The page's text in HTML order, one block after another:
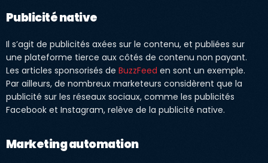
Publicité native
Il s’agit de publicités axées sur le contenu, et publiées sur
une plateforme tierce aux côtés de contenu non payant.
Les articles sponsorisés de BuzzFeed en sont un exemple.
Par ailleurs, de nombreux marketeurs considèrent que la
publicité sur les réseaux sociaux, comme les publicités
Facebook et Instagram, relève de la publicité native.
Marketing automation